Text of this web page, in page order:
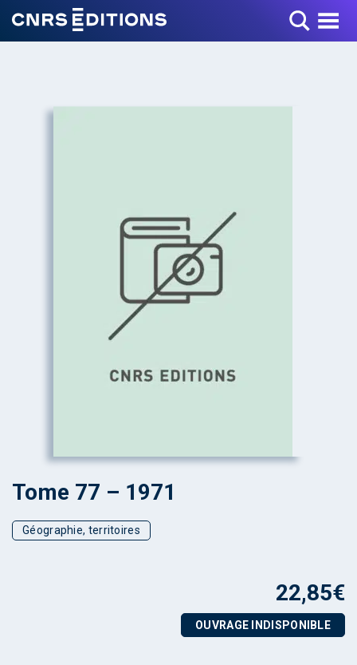
Toggle Menu
Tome 77 – 1971
Géographie, territoires
22,85€
OUVRAGE INDISPONIBLE